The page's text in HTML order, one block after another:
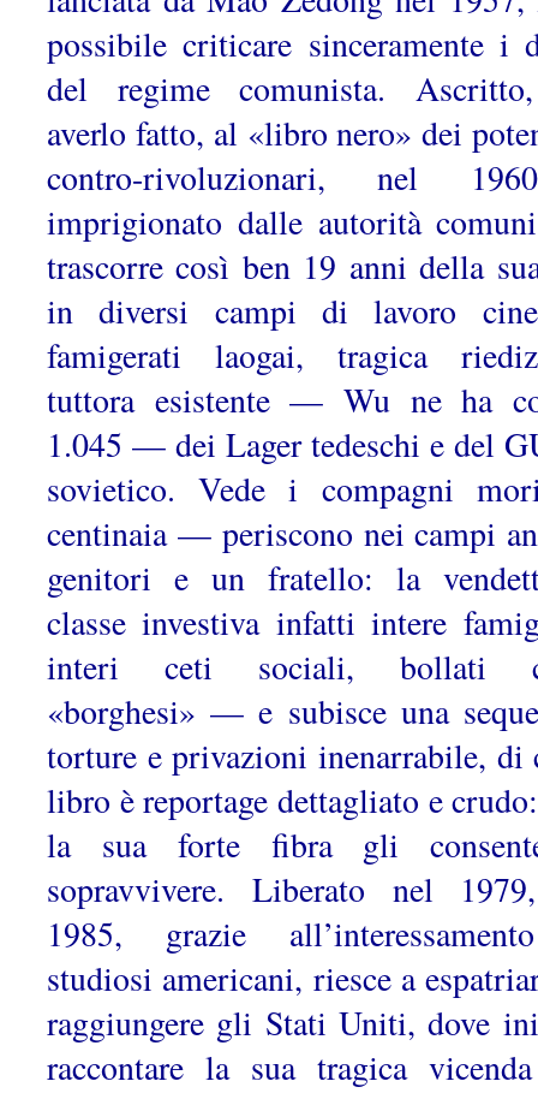
possibile criticare sinceramente i
del regime comunista.
averlo fatto, al «libro nero» dei
contro-rivoluzionari, nel
imprigionato dalle autorità
trascorre così ben 19 anni della
in diversi campi di lavoro
famigerati laogai, tragica
tuttora esistente — Wu ne ha
1.045 — dei Lager tedeschi e del
sovietico. Vede i compagni
centinaia — periscono nei campi
genitori e un fratello: la
classe investiva infatti intere
interi ceti sociali, bollati
«borghesi» — e subisce una
torture e privazioni inenarrabile,
libro è reportage dettagliato e
la sua forte fibra gli
sopravvivere. Liberato nel
1985, grazie
studiosi americani, riesce a
raggiungere gli Stati Uniti, dove
raccontare la sua tragica